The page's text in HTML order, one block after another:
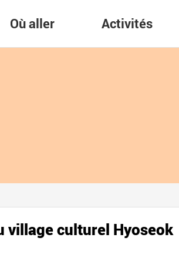
Où aller Activités
village culturel Hyoseok